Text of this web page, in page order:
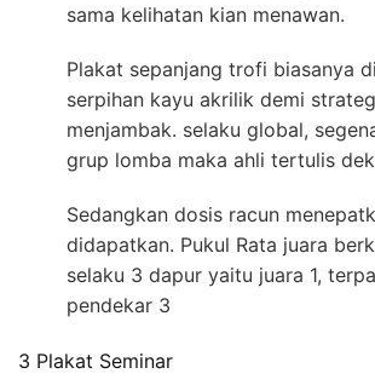
sama kelihatan kian menawan.
Plakat sepanjang trofi biasanya
serpihan kayu akrilik demi
menjambak. selaku global,
grup lomba maka ahli tertulis
Sedangkan dosis racun
didapatkan. Pukul Rata juara
selaku 3 dapur yaitu juara 1,
pendekar 3
3 Plakat Seminar